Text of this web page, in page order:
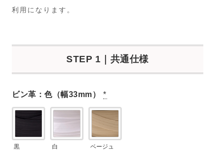
利用になります。
STEP 1｜共通仕様
ビン革：色（幅33mm） *
黒 白 ベージュ